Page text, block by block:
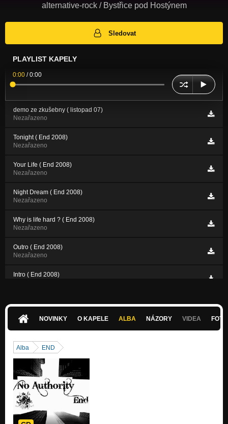
alternative-rock / Bystřice pod Hostýnem
Sledovat
PLAYLIST KAPELY
0:00 /0:00
demo ze zkušebny ( listopad 07)
Nezařazeno
Tonight ( End 2008)
Nezařazeno
Your Life ( End 2008)
Nezařazeno
Night Dream ( End 2008)
Nezařazeno
Why is life hard ? ( End 2008)
Nezařazeno
Outro ( End 2008)
Nezařazeno
Intro ( End 2008)
NOVINKY O KAPELE ALBA NÁZORY VIDEA
Alba END